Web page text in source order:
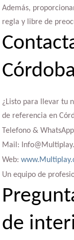
Además,
regla y libre de
Córdoba
¿Listo para llevar tu
de referencia en
Telefono &
Mail:
Web:
Un equipo de
de